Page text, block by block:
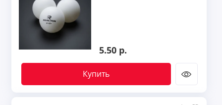
5.50 р.
Купить